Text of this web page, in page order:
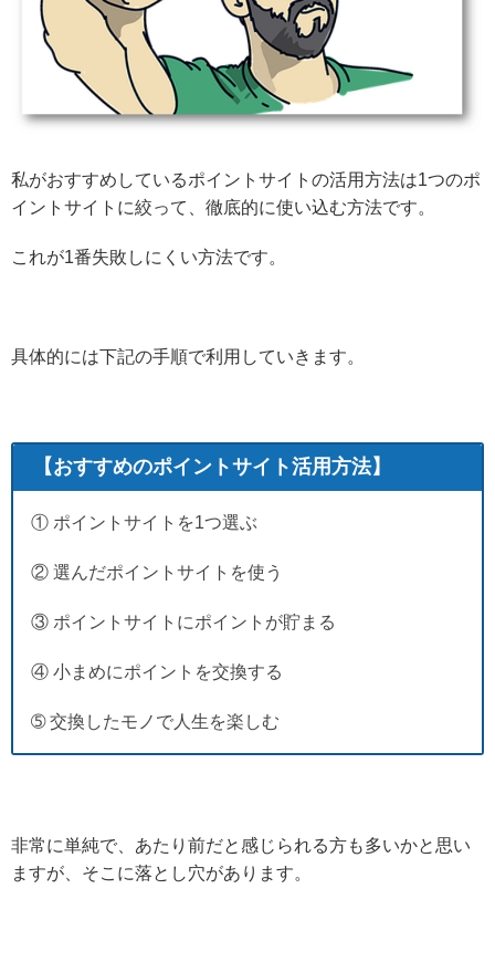
私がおすすめしているポイントサイトの活用方法は1つのポ
イントサイトに絞って、徹底的に使い込む方法です。
これが1番失敗しにくい方法です。
具体的には下記の手順で利用していきます。
【おすすめのポイントサイト活用方法】
① ポイントサイトを1つ選ぶ
② 選んだポイントサイトを使う
③ ポイントサイトにポイントが貯まる
④ 小まめにポイントを交換する
➄ 交換したモノで人生を楽しむ
非常に単純で、あたり前だと感じられる方も多いかと思い
ますが、そこに落とし穴があります。